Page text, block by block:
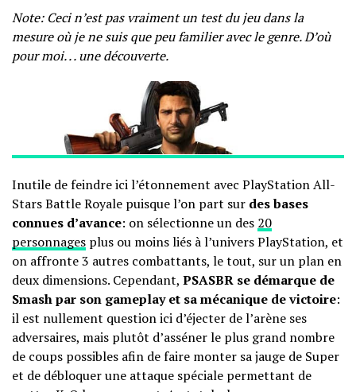
Note: Ceci n’est pas vraiment un test du jeu dans la
mesure où je ne suis que peu familier avec le genre. D’où
pour moi. . . une découverte.
Inutile de feindre ici l’étonnement avec PlayStation All-
Stars Battle Royale puisque l’on part sur des bases
connues d’avance: on sélectionne un des 20
personnages plus ou moins liés à l’univers PlayStation, et
on affronte 3 autres combattants, le tout, sur un plan en
deux dimensions. Cependant, PSASBR se démarque de
Smash par son gameplay et sa mécanique de victoire:
il est nullement question ici d’éjecter de l’arène ses
adversaires, mais plutôt d’asséner le plus grand nombre
de coups possibles afin de faire monter sa jauge de Super
et de débloquer une attaque spéciale permettant de